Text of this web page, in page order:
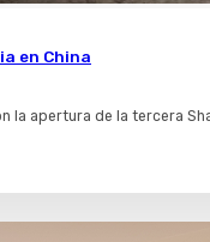
en China
la apertura de la tercera